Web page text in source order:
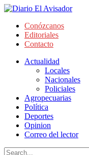
Conózcanos
Editoriales
Contacto
Actualidad
Locales
Nacionales
Policiales
Agropecuarias
Política
Deportes
Opinion
Correo del lector